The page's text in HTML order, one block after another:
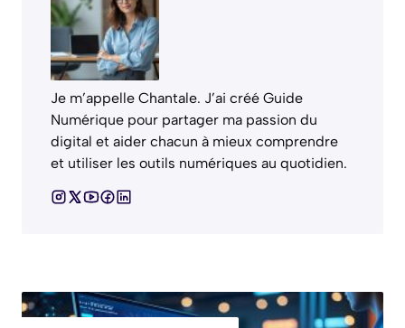
Je m’appelle Chantale. J’ai créé Guide
Numérique pour partager ma passion du
digital et aider chacun à mieux comprendre
et utiliser les outils numériques au quotidien.